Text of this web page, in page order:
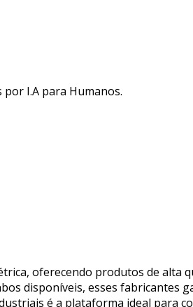
I.A para Humanos.
oferecendo produtos de alta
disponíveis, esses fabricantes
é a plataforma ideal para